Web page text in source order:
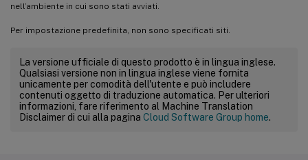
nell’ambiente in cui sono stati avviati.
Per impostazione predefinita, non sono specificati siti.
La versione ufficiale di questo prodotto è in lingua inglese.
Qualsiasi versione non in lingua inglese viene fornita
unicamente per comodità dell'utente e può includere
contenuti oggetto di traduzione automatica. Per ulteriori
informazioni, fare riferimento al Machine Translation
Disclaimer di cui alla pagina Cloud Software Group home.